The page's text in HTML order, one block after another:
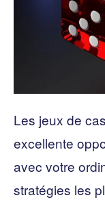
Les jeux de
excellente
avec votre
stratégies les